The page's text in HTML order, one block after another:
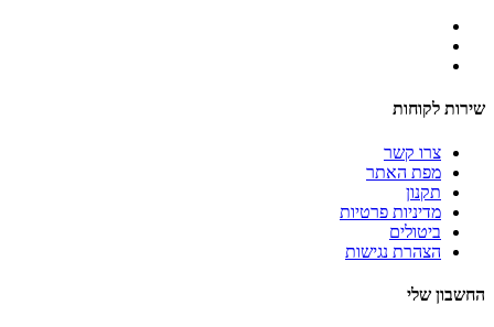
שירות לקוחות
צרו קשר
מפת האתר
תקנון
מדיניות פרטיות
ביטולים
הצהרת נגישות
החשבון שלי